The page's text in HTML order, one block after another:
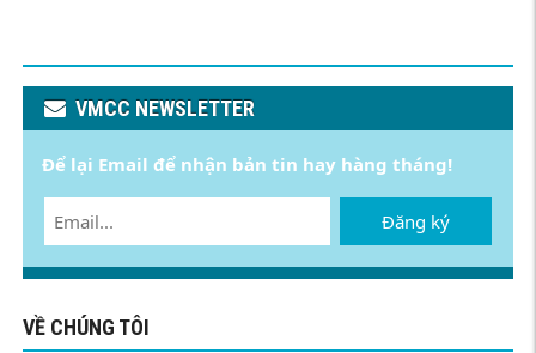
VMCC NEWSLETTER
Để lại Email để nhận bản tin hay hàng tháng!
Đăng ký
VỀ CHÚNG TÔI